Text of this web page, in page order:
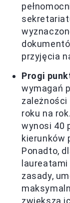
przyjęcia
Progi
wymagań
zależności
roku na
wynosi 40
kierunków
Ponadto,
zasady,
zwiększa